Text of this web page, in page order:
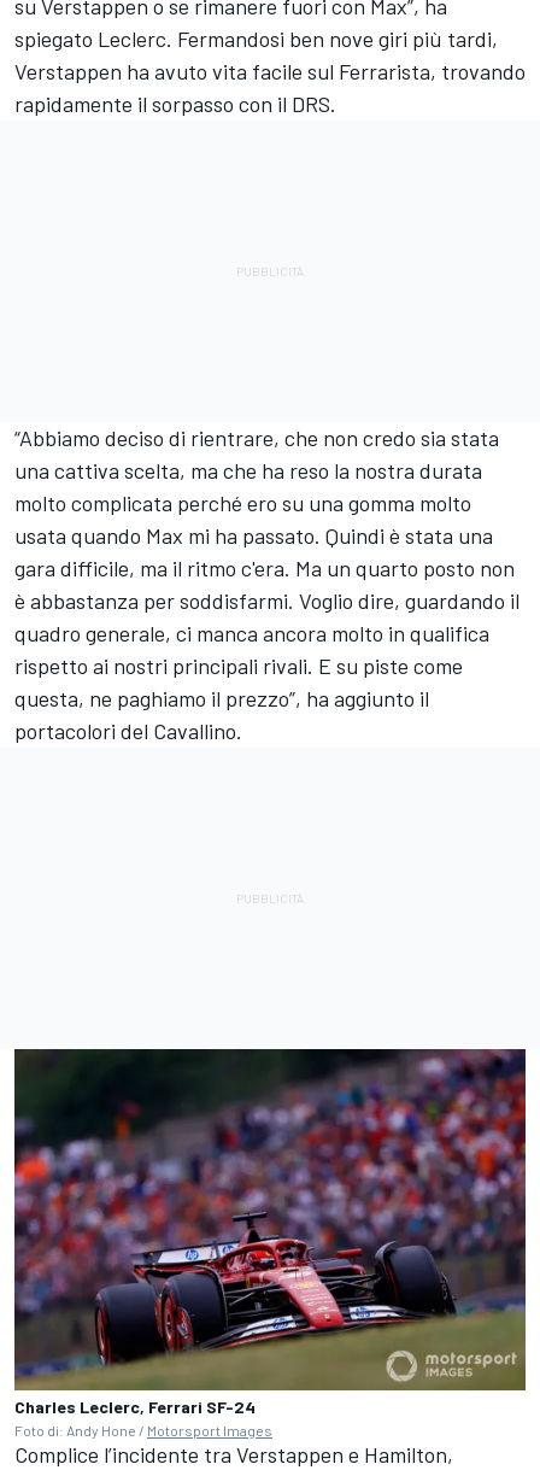
su Verstappen o se rimanere fuori con Max”, ha
spiegato Leclerc. Fermandosi ben nove giri più tardi,
Verstappen ha avuto vita facile sul Ferrarista, trovando
rapidamente il sorpasso con il DRS.
“Abbiamo deciso di rientrare, che non credo sia stata
una cattiva scelta, ma che ha reso la nostra durata
molto complicata perché ero su una gomma molto
usata quando Max mi ha passato. Quindi è stata una
gara difficile, ma il ritmo c'era. Ma un quarto posto non
è abbastanza per soddisfarmi. Voglio dire, guardando il
quadro generale, ci manca ancora molto in qualifica
rispetto ai nostri principali rivali. E su piste come
questa, ne paghiamo il prezzo”, ha aggiunto il
portacolori del Cavallino.
Charles Leclerc, Ferrari SF-24
Foto di: Andy Hone / Motorsport Images
Complice l’incidente tra Verstappen e Hamilton,